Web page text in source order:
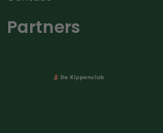
Partners